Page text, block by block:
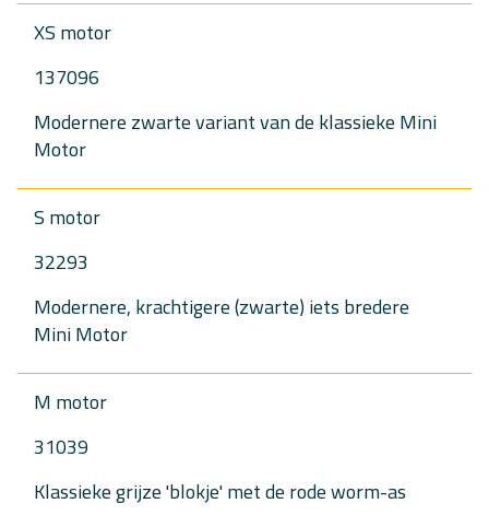
XS motor
137096
Modernere zwarte variant van de klassieke Mini
Motor
S motor
32293
Modernere, krachtigere (zwarte) iets bredere
Mini Motor
M motor
31039
Klassieke grijze 'blokje' met de rode worm-as